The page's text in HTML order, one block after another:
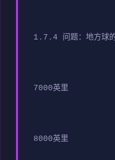
1.7.4 问题：地方球
7000英里
8000英里